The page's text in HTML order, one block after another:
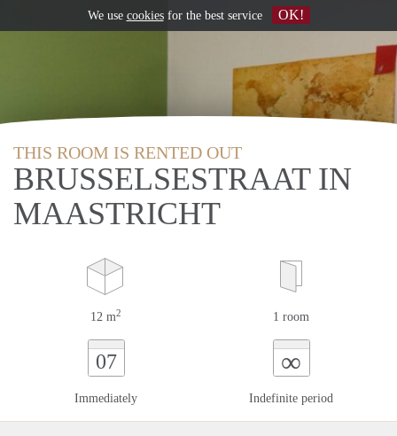
THIS ROOM IS RENTED OUT
BRUSSELSESTRAAT IN
MAASTRICHT
12 m2 1 room
07
Immediately
∞
Indefinite period
We use cookiesfor the best service OK!